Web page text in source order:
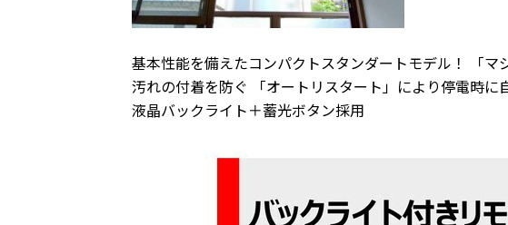
基本性能を備えたコンパクトスタンダートモデル！ 「マ
汚れの付着を防ぐ 「オートリスタート」により停電時に
液晶バックライト＋蓄光ボタン採用